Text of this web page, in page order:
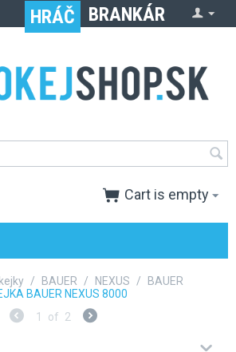
HRÁČ BRANKÁR
Cart is empty
/ BAUER / NEXUS /
BAUER
BAUER NEXUS 8000
1
of 2